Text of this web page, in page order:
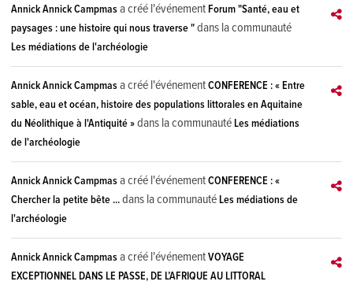
Annick Annick Campmas a créé l'événementForum "Santé, eau et
paysages : une histoire qui nous traverse "dans la communauté
Les médiations de l'archéologie
Annick Annick Campmas a créé l'événementCONFERENCE : « Entre
sable, eau et océan, histoire des populations littorales en Aquitaine
du Néolithique à l'Antiquité »dans la communautéLes médiations
de l'archéologie
Annick Annick Campmas a créé l'événementCONFERENCE : «
Chercher la petite bête ...dans la communautéLes médiations de
l'archéologie
Annick Annick Campmas a créé l'événementVOYAGE
EXCEPTIONNEL DANS LE PASSE, DE L’AFRIQUE AU LITTORAL